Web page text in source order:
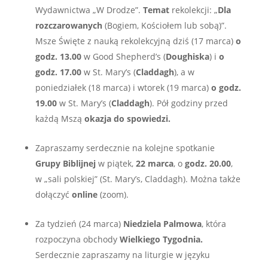
Wydawnictwa „W Drodze”. Tematrekolekcji: „Dla
rozczarowanych(Bogiem, Kościołem lub sobą)”.
Msze Święte z nauką rekolekcyjną dziś (17 marca) o
godz. 13.00w Good Shepherd’s (Doughiska) i o
godz. 17.00w St. Mary’s (Claddagh), a w
poniedziałek (18 marca) i wtorek (19 marca) o godz.
19.00w St. Mary’s (Claddagh). Pół godziny przed
każdą Mszą okazja do spowiedzi.
Zapraszamy serdecznie na kolejne spotkanie
Grupy Biblijnejw piątek, 22 marca, o godz. 20.00,
w „sali polskiej” (St. Mary’s, Claddagh). Można także
dołączyć online(zoom).
Za tydzień (24 marca) Niedziela Palmowa, która
rozpoczyna obchody Wielkiego Tygodnia.
Serdecznie zapraszamy na liturgie w języku